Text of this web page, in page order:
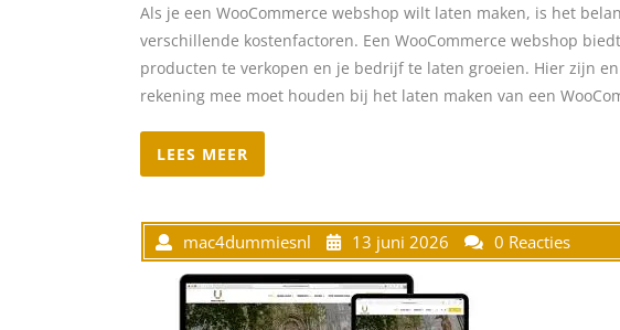
Als je een WooCommerce webshop wilt laten maken, is het
verschillende kostenfactoren. Een WooCommerce webshop
producten te verkopen en je bedrijf te laten groeien. Hier zijn
rekening mee moet houden bij het laten maken van een
LEES MEER
mac4dummiesnl 13 juni 2026 0 Reacties